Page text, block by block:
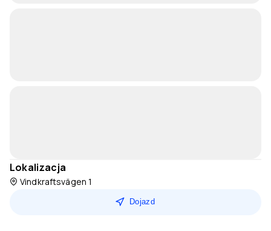
Lokalizacja
Vindkraftsvägen 1
Dojazd